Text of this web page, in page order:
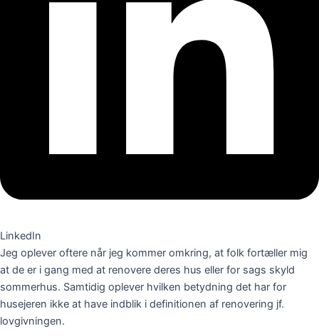
LinkedIn
Jeg oplever oftere når jeg kommer omkring, at folk fortæller mig
at de er i gang med at renovere deres hus eller for sags skyld
sommerhus. Samtidig oplever hvilken betydning det har for
husejeren ikke at have indblik i definitionen af renovering jf.
lovgivningen.